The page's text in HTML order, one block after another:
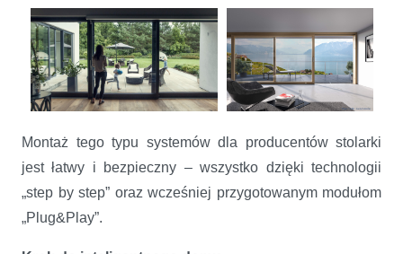
Montaż tego typu systemów dla producentów stolarki
jest łatwy i bezpieczny – wszystko dzięki technologii
„step by step” oraz wcześniej przygotowanym modułom
„Plug&Play”.